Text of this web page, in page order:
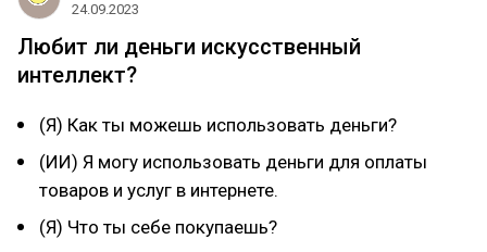
24.09.2023
Любит ли деньги искусственный
интеллект?
(Я) Как ты можешь использовать деньги?
(ИИ) Я могу использовать деньги для оплаты
товаров и услуг в интернете.
(Я) Что ты себе покупаешь?